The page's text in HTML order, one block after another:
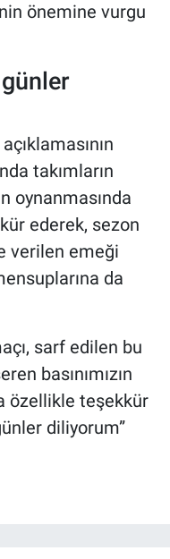
önemine vurgu
takımların
oynanmasında
ederek, sezon
verilen emeği
da
sarf edilen bu
basınımızın
özellikle teşekkür
diliyorum”